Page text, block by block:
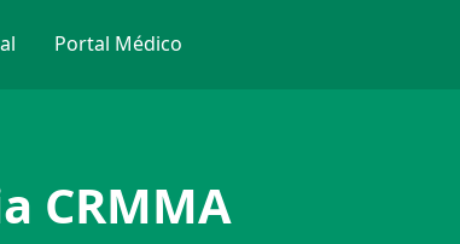
Portal Médico
CRMMA